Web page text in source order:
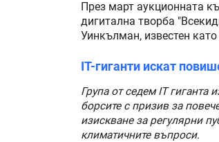
През март аукционната
дигитална творба
Уинкълман, известен
IT-гиганти искат
Група от седем IT
борсите с призив за
изискване за регулярни
климатичните въпроси.